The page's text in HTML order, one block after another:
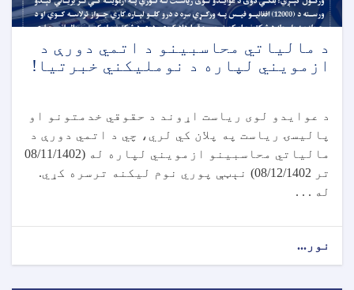
د مالياتي محاسبينو د اتمي دورې د
ازمويني لپاره د نومليکني خبرتیا!
د عوایدو لوی ریاست اړوند د حقوقي خدمتونو او
پالیسۍ ریاست په پلان کي لري، چي د اتمي دورې د
مالیاتي محاسبینو ازمویني لپاره له (08/11/1402
تر 08/12/1402) نېټې پوري نوم لیکنه ترسره کړي.
له . . .
نور...